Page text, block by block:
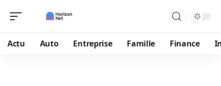
Actu Auto Entreprise Famille Finance